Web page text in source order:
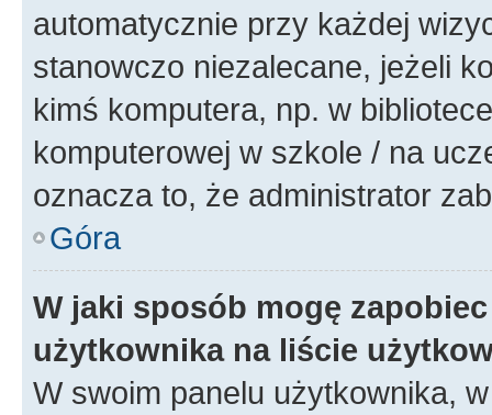
automatycznie przy każdej
stanowczo niezalecane, jeżeli
kimś komputera, np. w
komputerowej w szkole / na
oznacza to, że administrator
Góra
W jaki sposób mogę
użytkownika na liście
W swoim panelu użytkownika,